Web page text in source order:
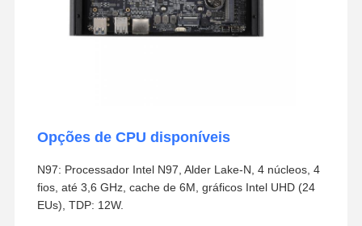
Opções de CPU disponíveis
N97: Processador Intel N97, Alder Lake-N, 4 núcleos, 4
fios, até 3,6 GHz, cache de 6M, gráficos Intel UHD (24
EUs), TDP: 12W.